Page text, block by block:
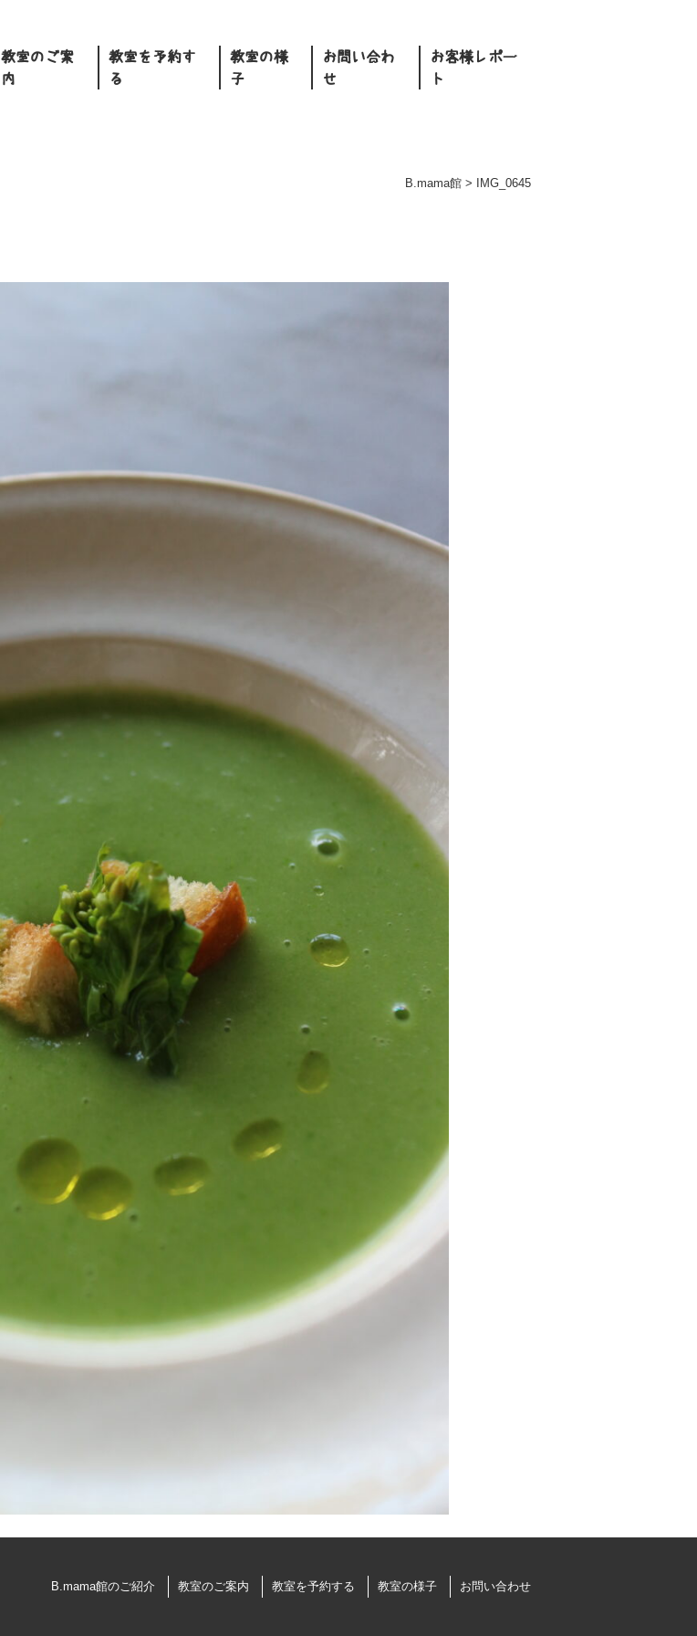
教室のご案
内
教室を予約す
る
教室の様
子
お問い合わ
せ
お客様レポー
ト
B.mama館 > IMG_0645
B.mama館のご紹介 教室のご案内 教室を予約する 教室の様子 お問い合わせ